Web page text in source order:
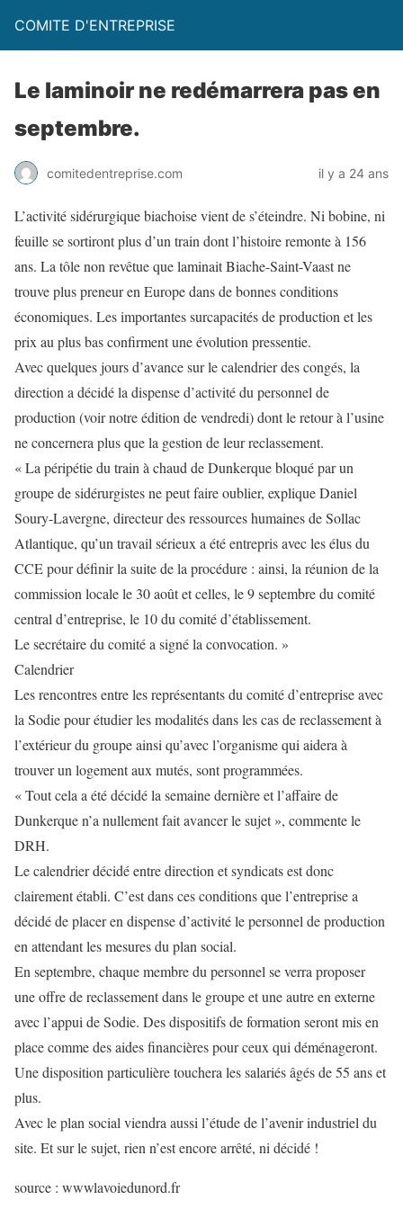
COMITE D'ENTREPRISE
Le laminoir ne redémarrera pas en
septembre.
comitedentreprise.com il y a 24 ans
L’activité sidérurgique biachoise vient de s’éteindre. Ni bobine, ni
feuille se sortiront plus d’un train dont l’histoire remonte à 156
ans. La tôle non revêtue que laminait Biache-Saint-Vaast ne
trouve plus preneur en Europe dans de bonnes conditions
économiques. Les importantes surcapacités de production et les
prix au plus bas confirment une évolution pressentie.
Avec quelques jours d’avance sur le calendrier des congés, la
direction a décidé la dispense d’activité du personnel de
production (voir notre édition de vendredi) dont le retour à l’usine
ne concernera plus que la gestion de leur reclassement.
« La péripétie du train à chaud de Dunkerque bloqué par un
groupe de sidérurgistes ne peut faire oublier, explique Daniel
Soury-Lavergne, directeur des ressources humaines de Sollac
Atlantique, qu’un travail sérieux a été entrepris avec les élus du
CCE pour définir la suite de la procédure : ainsi, la réunion de la
commission locale le 30 août et celles, le 9 septembre du comité
central d’entreprise, le 10 du comité d’établissement.
Le secrétaire du comité a signé la convocation. »
Calendrier
Les rencontres entre les représentants du comité d’entreprise avec
la Sodie pour étudier les modalités dans les cas de reclassement à
l’extérieur du groupe ainsi qu’avec l’organisme qui aidera à
trouver un logement aux mutés, sont programmées.
« Tout cela a été décidé la semaine dernière et l’affaire de
Dunkerque n’a nullement fait avancer le sujet », commente le
DRH.
Le calendrier décidé entre direction et syndicats est donc
clairement établi. C’est dans ces conditions que l’entreprise a
décidé de placer en dispense d’activité le personnel de production
en attendant les mesures du plan social.
En septembre, chaque membre du personnel se verra proposer
une offre de reclassement dans le groupe et une autre en externe
avec l’appui de Sodie. Des dispositifs de formation seront mis en
place comme des aides financières pour ceux qui déménageront.
Une disposition particulière touchera les salariés âgés de 55 ans et
plus.
Avec le plan social viendra aussi l’étude de l’avenir industriel du
site. Et sur le sujet, rien n’est encore arrêté, ni décidé !
source : wwwlavoiedunord.fr